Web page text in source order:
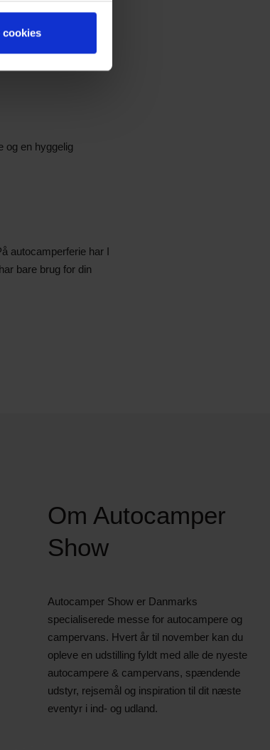
cookies
eller kreative sysler.
gummistøvler og
og en hyggelig
autocamperferie har I
bare brug for din
Om Autocamper
Show
Autocamper Show er Danmarks
specialiserede messe for autocampere og
campervans. Hvert år til november kan du
opleve en udstilling fyldt med alle de nyeste
autocampere & campervans, spændende
udstyr, rejsemål og inspiration til dit næste
eventyr i ind- og udland.